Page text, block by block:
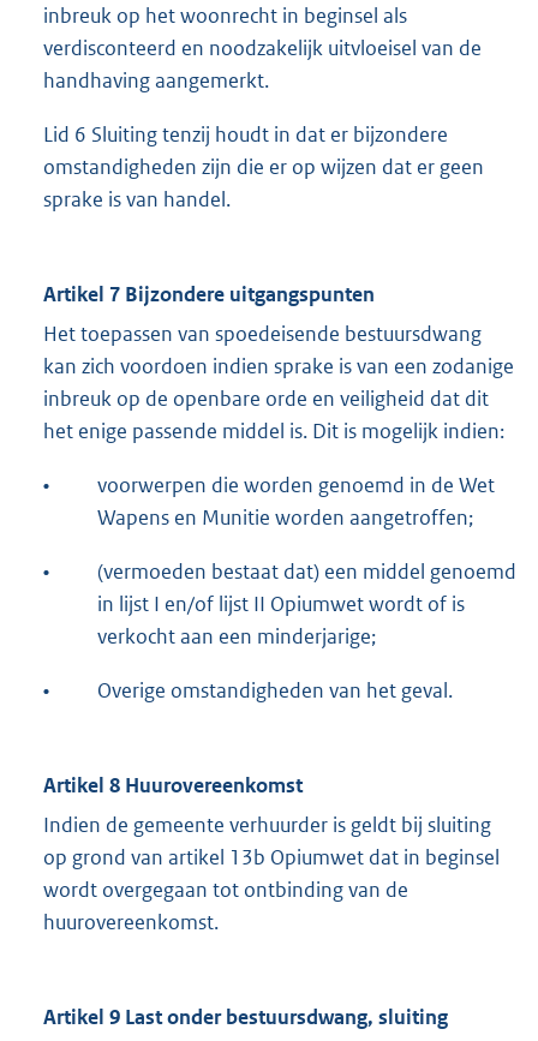
inbreuk op het woonrecht in beginsel als
verdisconteerd en noodzakelijk uitvloeisel van de
handhaving aangemerkt.
Lid 6 Sluiting tenzij houdt in dat er bijzondere
omstandigheden zijn die er op wijzen dat er geen
sprake is van handel.
Artikel 7 Bijzondere uitgangspunten
Het toepassen van spoedeisende bestuursdwang
kan zich voordoen indien sprake is van een zodanige
inbreuk op de openbare orde en veiligheid dat dit
het enige passende middel is. Dit is mogelijk indien:
•
voorwerpen die worden genoemd in de Wet
Wapens en Munitie worden aangetroffen;
•
(vermoeden bestaat dat) een middel genoemd
in lijst I en/of lijst II Opiumwet wordt of is
verkocht aan een minderjarige;
• Overige omstandigheden van het geval.
Artikel 8 Huurovereenkomst
Indien de gemeente verhuurder is geldt bij sluiting
op grond van artikel 13b Opiumwet dat in beginsel
wordt overgegaan tot ontbinding van de
huurovereenkomst.
Artikel 9 Last onder bestuursdwang, sluiting